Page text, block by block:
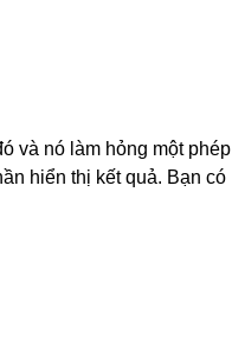
và nó làm hỏng một phép
hiển thị kết quả. Bạn có